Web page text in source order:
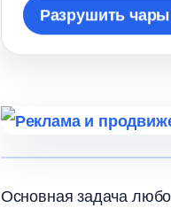
Разрушить
Основная задача